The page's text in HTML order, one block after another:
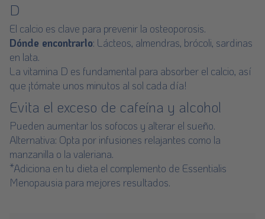
D
El calcio es clave para prevenir la osteoporosis.
Dónde encontrarlo: Lácteos, almendras, brócoli, sardinas
en lata.
La vitamina D es fundamental para absorber el calcio, así
que ¡tómate unos minutos al sol cada día!
Evita el exceso de cafeína y alcohol
Pueden aumentar los sofocos y alterar el sueño.
Alternativa: Opta por infusiones relajantes como la
manzanilla o la valeriana.
*Adiciona en tu dieta el complemento de Essentialis
Menopausia para mejores resultados.